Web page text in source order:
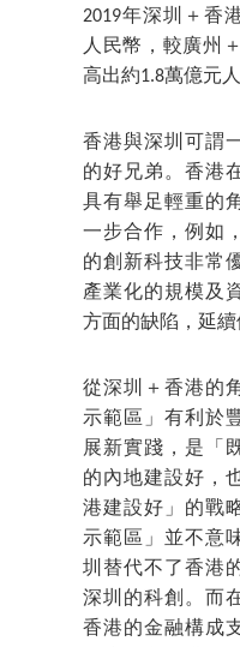
2019年深圳＋香
人民幣，較廣州
高出約1.8萬億元人
香港與深圳可謂
的好兄弟。香港
具有舉足輕重的
一步合作，例如
的創新科技非常
產業化的規模及
方面的缺陷，延續
從深圳＋香港的
示範區」有利於
展新實踐，是「
的內地建設好，
港建設好」的戰
示範區」並不意
圳替代不了香港
深圳的科創。而
香港的金融構成